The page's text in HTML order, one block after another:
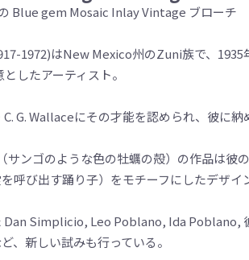
Blue gem Mosaic Inlay Vintage ブローチ
1972)はNew Mexico州のZuni族で、1935
したアーティスト。
G. Wallaceにその才能を認められ、彼に
ンゴのような色の牡蠣の殻）の作品は彼
呼び出す踊り子）をモチーフにしたデザ
Dan Simplicio, Leo Poblano, Ida Poblano,
、新しい試みも行っている。